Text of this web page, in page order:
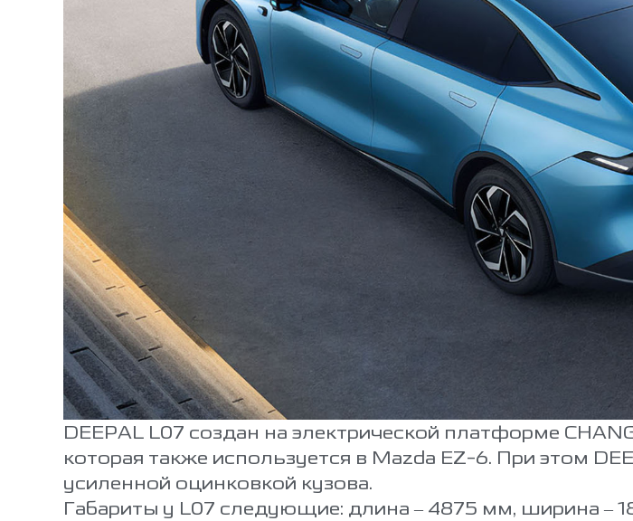
DEEPAL L07 создан на электрической платформе
которая также используется в Mazda EZ-6. При этом
усиленной оцинковкой кузова.
Габариты у L07 следующие: длина – 4875 мм, ширина –